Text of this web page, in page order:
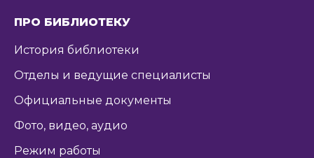
ПРО БИБЛИОТЕКУ
История библиотеки
Отделы и ведущие специалисты
Официальные документы
Фото, видео, аудио
Режим работы